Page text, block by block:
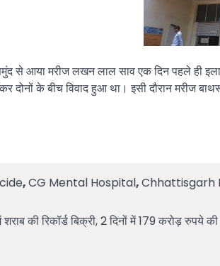
से आया मरीज लखन लाल साव एक दिन पहले ही
दोनों के बीच विवाद हुआ था। इसी दौरान मरीज
,CG Mental Hospital,Chhattisgarh
की रिकॉर्ड बिक्री, 2 दिनों में 179 करोड़ रुपये की